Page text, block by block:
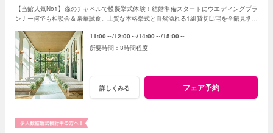
【当館人気No1】森のチャペルで模擬挙式体験！結婚準備スタートにウエディングプラ
ンナー何でも相談会＆豪華試食。上質な本格挙式と自然溢れる1組貸切邸宅を全館見学ツ
11:00～ 12:00～ 14:00～ 15:00～
3時間程度
詳しくみる フェア予約